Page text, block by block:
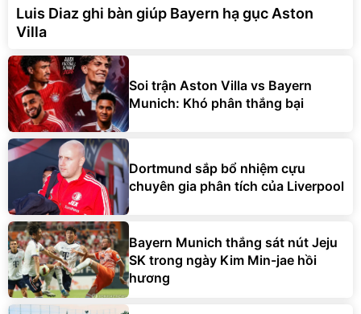
Luis Diaz ghi bàn giúp Bayern hạ gục Aston
Villa
Soi trận Aston Villa vs Bayern
Munich: Khó phân thắng bại
Dortmund sắp bổ nhiệm cựu
chuyên gia phân tích của Liverpool
Bayern Munich thắng sát nút Jeju
SK trong ngày Kim Min-jae hồi
hương